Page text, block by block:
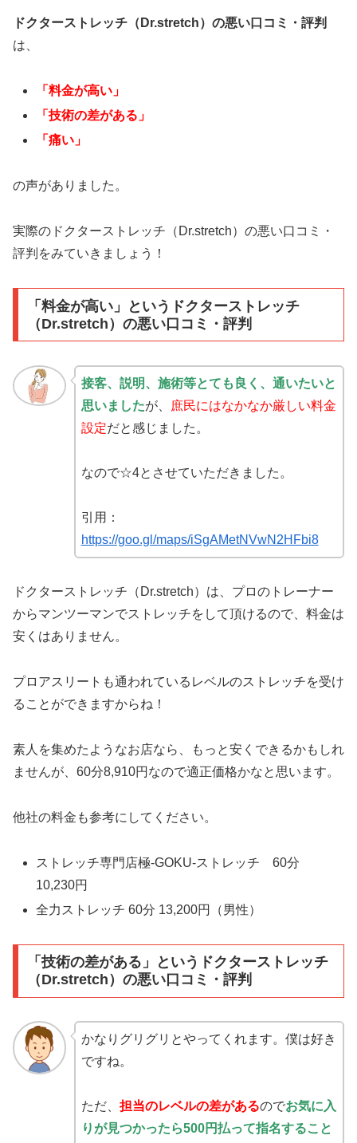
ドクターストレッチ（Dr.stretch）の悪い口コミ・評判
は、
「料金が高い」
「技術の差がある」
「痛い」
の声がありました。
実際のドクターストレッチ（Dr.stretch）の悪い口コミ・
評判をみていきましょう！
「料金が高い」というドクターストレッチ
（Dr.stretch）の悪い口コミ・評判
接客、説明、施術等とても良く、通いたいと
思いましたが、
庶民にはなかなか厳しい料金
設定だと感じました。
なので☆4とさせていただきました。
引用：
https://goo.gl/maps/iSgAMetNVwN2HFbi8
ドクターストレッチ（Dr.stretch）は、プロのトレーナー
からマンツーマンでストレッチをして頂けるので、料金は
安くはありません。
プロアスリートも通われているレベルのストレッチを受け
ることができますからね！
素人を集めたようなお店なら、もっと安くできるかもしれ
ませんが、60分8,910円なので適正価格かなと思います。
他社の料金も参考にしてください。
ストレッチ専門店極-GOKU-ストレッチ 60分
10,230円
全力ストレッチ 60分 13,200円（男性）
「技術の差がある」というドクターストレッチ
（Dr.stretch）の悪い口コミ・評判
かなりグリグリとやってくれます。僕は好き
ですね。
ただ、 担当のレベルの差があるのでお気に入
りが見つかったら500円払って指名すること